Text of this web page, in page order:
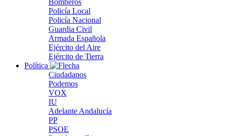
Bomberos
Policía Local
Policía Nacional
Guardia Civil
Armada Española
Ejército del Aire
Ejército de Tierra
Política
Ciudadanos
Podemos
VOX
IU
Adelante Andalucía
PP
PSOE